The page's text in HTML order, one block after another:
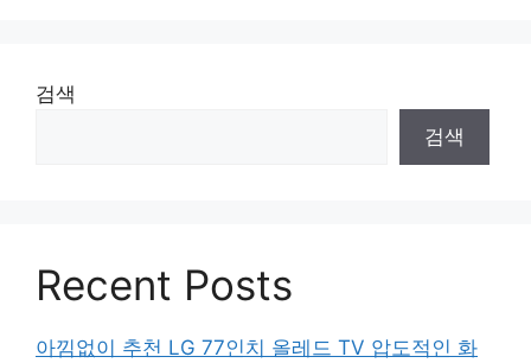
검색
검색
Recent Posts
아낌없이 추천 LG 77인치 올레드 TV 압도적인 화